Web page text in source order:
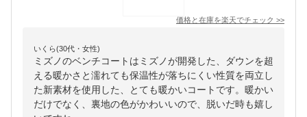
価格と在庫を楽天でチェック >>
いくら(30代・女性)
ミズノのベンチコートはミズノが開発した、ダウンを超
える暖かさと濡れても保温性が落ちにくい性質を両立し
た新素材を使用した、とても暖かいコートです。暖かい
だけでなく、裏地の色がかわいいので、脱いだ時も嬉し